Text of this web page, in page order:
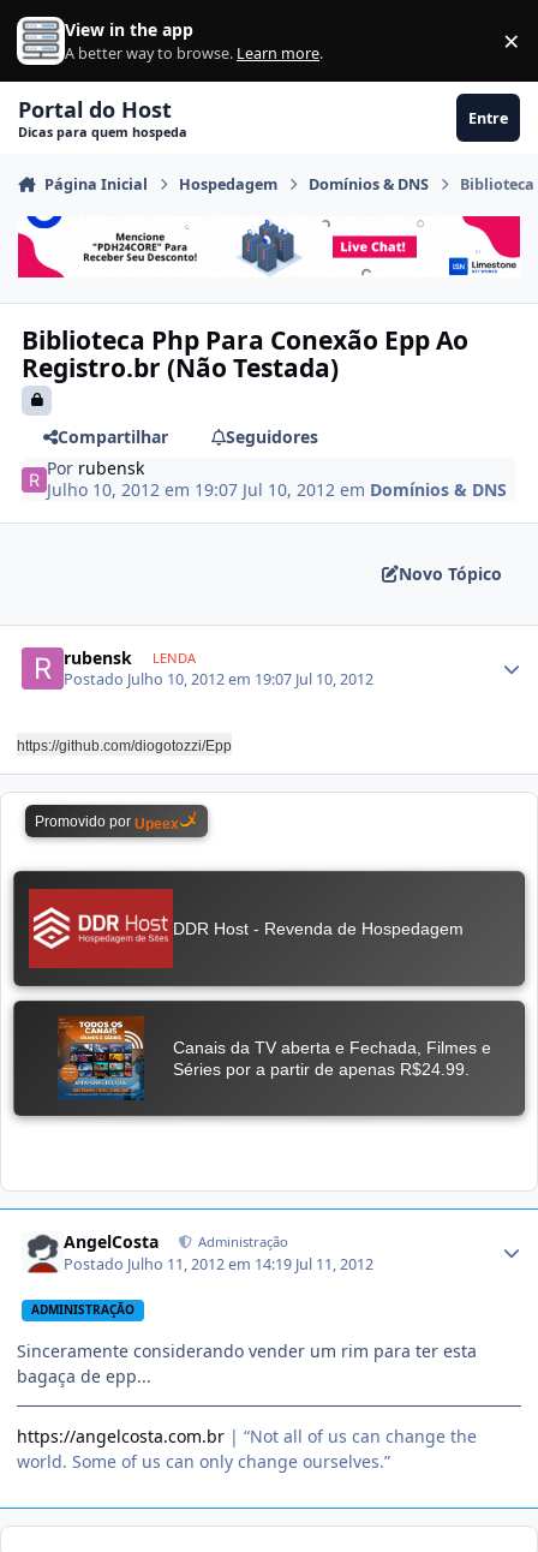
Ir para conteúdo
View in the app
A better way to browse. Learn more. ×
Portal do Host
Dicas para quem hospeda
Entre
Página Inicial Hospedagem Domínios & DNS Biblioteca
Biblioteca Php Para Conexão Epp Ao
Registro.br (Não Testada)
Compartilhar
Seguidores
Por rubensk
Julho 10, 2012 em 19:07 Jul 10, 2012 em Domínios & DNS
Novo Tópico
rubensk LENDA
Postado Julho 10, 2012 em 19:07 Jul 10, 2012
https://github.com/diogotozzi/Epp
AngelCosta Administração
Postado Julho 11, 2012 em 14:19 Jul 11, 2012
ADMINISTRAÇÃO
Sinceramente considerando vender um rim para ter esta
bagaça de epp...
https://angelcosta.com.br | “Not all of us can change the
world. Some of us can only change ourselves.”